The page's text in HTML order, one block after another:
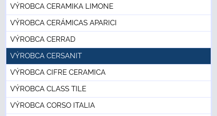
VÝROBCA CERAMIKA LIMONE
VÝROBCA CERÁMICAS APARICI
VÝROBCA CERRAD
VÝROBCA CERSANIT
VÝROBCA CIFRE CERAMICA
VÝROBCA CLASS TILE
VÝROBCA CORSO ITALIA